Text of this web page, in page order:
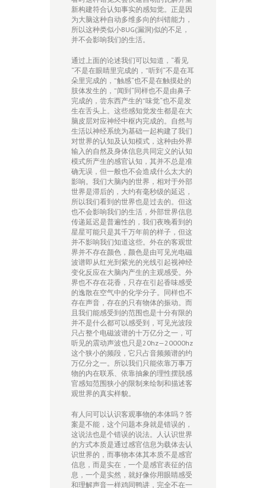
新构建符合认知事实的感知觉。正是因
为大脑这种自动多维多向的纠错能力，
所以这种类似小BUG(漏洞)似的不足，
并不会影响我们的生活。
通过上面的论述我们可以知道，“看见
“不是在眼睛里完成的，”听到“不是在耳
朵里完成的，”触感“也不是在触摸处的
肢体发生的，”闻到“同样也不是由鼻子
完成的，尝东西产生的”味觉“也不是发
生在舌头上。这些感知觉发生都是在大
脑皮层对应神经中枢内完成的。自然与
生活以神经系统为基础一起构建了我们
对世界的认知及认知模式，这种由外界
输入的自然及身体信息共同定义的认知
模式所产生的感官认知，其并不总是准
确无误，但一般也不会造成什么太大的
影响。我们大脑内的世界，相对于外部
世界是滞后的，大约有毫秒级的延迟，
所以我们看到的世界也是过去的。但这
也不会影响我们的生活，外部世界信息
传递延迟是普遍性的，我们夜晚看到的
星星可能只是其千万年前的样子，但这
并不影响我们知道这些。外在的客观世
界并不存在颜色，颜色是由可见光电磁
波谱即从红光到紫光的光线引起视神经
变化反应在大脑内产生的主观感受。外
界也不存在花香，只存在引起香味感受
的逸散在空气中的化学分子。同样也不
存在声音，存在的只有物体的振动。而
且我们能感受到的范围也是十分有限的
并不是什么都可以感受到，可见光波段
只占整个电磁波谱的十万亿分之一，可
听见的震动声波也只是20hz—20000hz
这个狭小的频段，它只占音频频谱的约
万亿分之一。所以我们只能依靠万事万
物的内在联系、依靠抽象的理性摆脱感
官感知范围狭小的限制来绘制和描述客
观世界的真实样貌。
有人问可以认识客观事物的本体吗？答
案是不能，这个问题本身就是错误的，
这说法也是个错误的说法。人认识世界
的方式本质是通过感官信息为载体去认
识世界的，而事物本体其本质不是感官
信息，而是实在，一个是感官表征的信
息，一个是实然，就好像你用眼睛感受
和理解声音一样鸡同鸭讲，完全不在一